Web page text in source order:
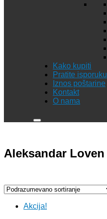
Kako kupiti
Pratite isporuku
Iznos poštarine
Kontakt
O nama
Aleksandar Loven
Akcija!